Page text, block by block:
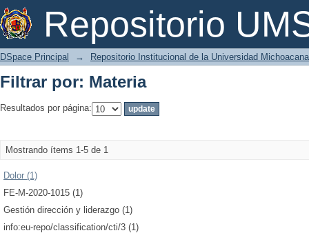
Repositorio
Filtrar por: Materia
DSpace Principal → Repositorio Institucional de la Universidad
Filtrar por: Materia
Resultados por página:
Mostrando ítems 1-5 de 1
Dolor (1)
FE-M-2020-1015 (1)
Gestión dirección y liderazgo (1)
info:eu-repo/classification/cti/3 (1)